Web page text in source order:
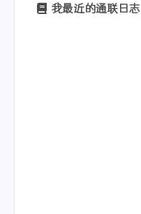
我最近的通联日志